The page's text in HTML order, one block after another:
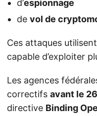
d’espionnage
de vol de
Ces attaques
capable d’exploiter
Les agences
correctifs avant le
directive Binding